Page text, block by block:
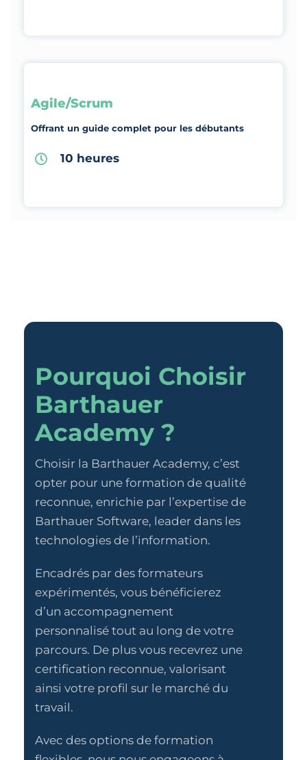
Agile/Scrum
Offrant un guide complet pour les débutants
10 heures
Pourquoi Choisir
Barthauer
Academy ?
Choisir la Barthauer Academy, c’est
opter pour une formation de qualité
reconnue, enrichie par l’expertise de
Barthauer Software, leader dans les
technologies de l’information.
Encadrés par des formateurs
expérimentés, vous bénéficierez
d’un accompagnement
personnalisé tout au long de votre
parcours. De plus vous recevrez une
certification reconnue, valorisant
ainsi votre profil sur le marché du
travail.
Avec des options de formation